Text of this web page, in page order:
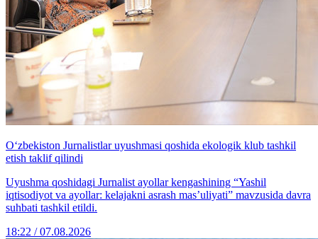
O‘zbekiston Jurnalistlar uyushmasi qoshida ekologik klub tashkil
etish taklif qilindi
Uyushma qoshidagi Jurnalist ayollar kengashining “Yashil
iqtisodiyot va ayollar: kelajakni asrash mas’uliyati” mavzusida davra
suhbati tashkil etildi.
18:22 / 07.08.2026